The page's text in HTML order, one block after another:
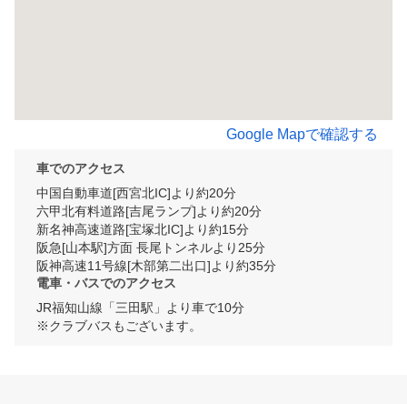
Google Mapで確認する
車でのアクセス
中国自動車道[西宮北IC]より約20分
六甲北有料道路[吉尾ランプ]より約20分
新名神高速道路[宝塚北IC]より約15分
阪急[山本駅]方面 長尾トンネルより25分
阪神高速11号線[木部第二出口]より約35分
電車・バスでのアクセス
JR福知山線「三田駅」より車で10分
※クラブバスもございます。